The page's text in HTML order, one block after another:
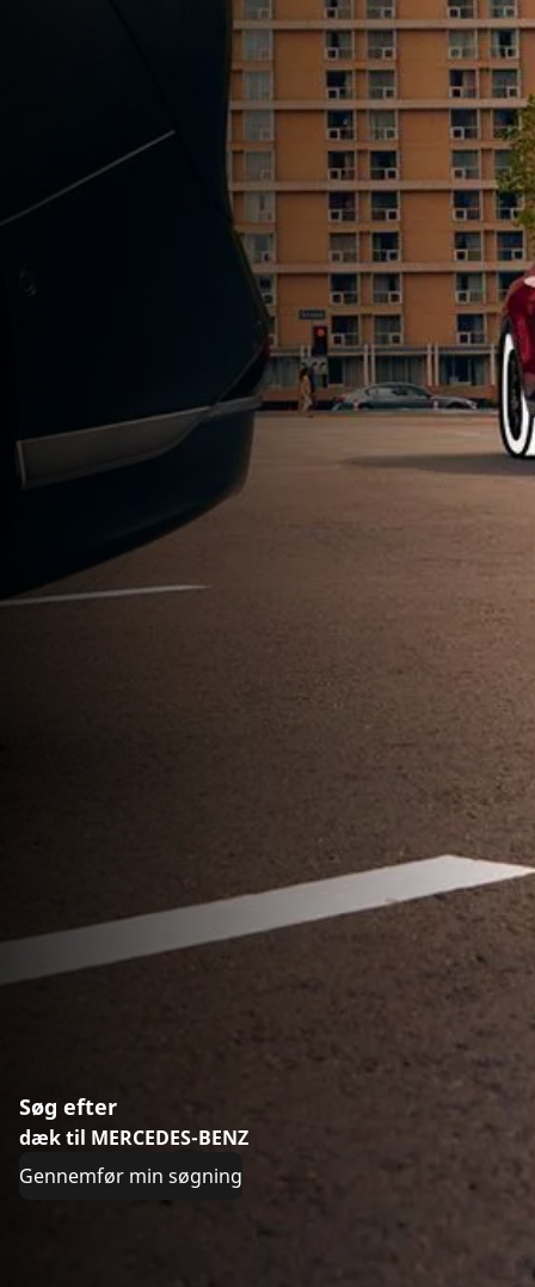
Søg efter
dæk til MERCEDES-BENZ
Gennemfør min søgning